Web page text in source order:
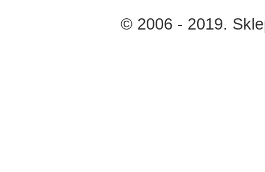
© 2006 - 2019.